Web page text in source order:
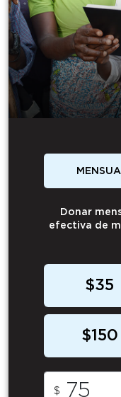
Donar
efectiva de
$35
$150
$